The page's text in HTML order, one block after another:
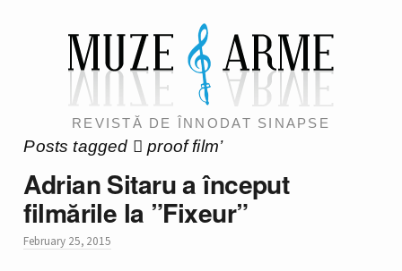
REVISTĂ DE ÎNNODAT SINAPSE
Posts tagged 𔃴 proof film’
Adrian Sitaru a început
filmările la ”Fixeur”
February 25, 2015